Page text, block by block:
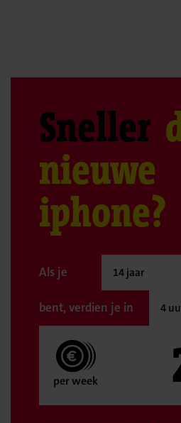
Sneller
nieuwe
iphone?
Als je
bent, verdien je in
per week